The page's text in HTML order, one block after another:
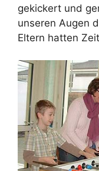
gekickert und
unseren Augen
Eltern hatten